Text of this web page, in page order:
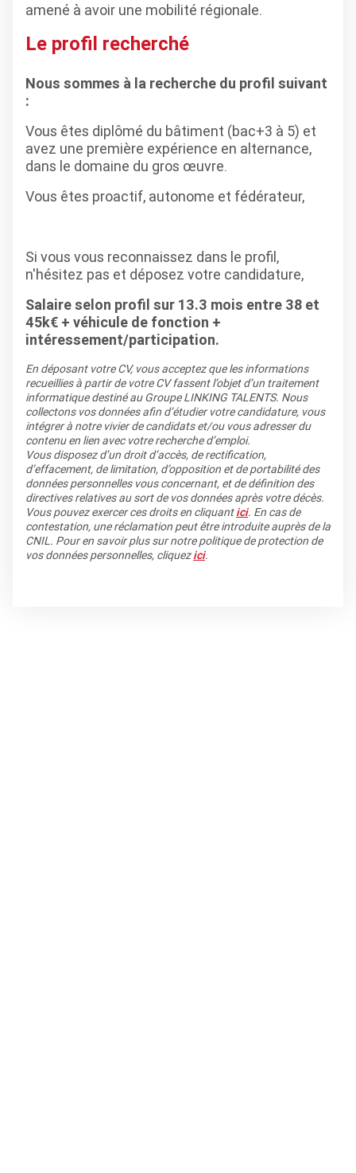
amené à avoir une mobilité régionale.
Le profil recherché
Nous sommes à la recherche du profil suivant
:
Vous êtes diplômé du bâtiment (bac+3 à 5) et
avez une première expérience en alternance,
dans le domaine du gros œuvre.
Vous êtes proactif, autonome et fédérateur,
Si vous vous reconnaissez dans le profil,
n'hésitez pas et déposez votre candidature,
Salaire selon profil sur 13.3 mois entre 38 et
45k€ + véhicule de fonction +
intéressement/participation.
En déposant votre CV, vous acceptez que les informations
recueillies à partir de votre CV fassent l’objet d’un traitement
informatique destiné au Groupe LINKING TALENTS. Nous
collectons vos données afin d’étudier votre candidature, vous
intégrer à notre vivier de candidats et/ou vous adresser du
contenu en lien avec votre recherche d’emploi.
Vous disposez d’un droit d’accès, de rectification,
d’effacement, de limitation, d’opposition et de portabilité des
données personnelles vous concernant, et de définition des
directives relatives au sort de vos données après votre décès.
Vous pouvez exercer ces droits en cliquantici. En cas de
contestation, une réclamation peut être introduite auprès de la
CNIL. Pour en savoir plus sur notre politique de protection de
vos données personnelles, cliquezici.